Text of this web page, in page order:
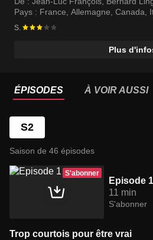
Pays : France Allemagne Canada
S.
Plus
ÉPISODES À VOIR AUSSI
S2
Saison de 46 épisodes
S'abonner
Episode 1
11 min
S'abonner
Trop courtois pour être vrai